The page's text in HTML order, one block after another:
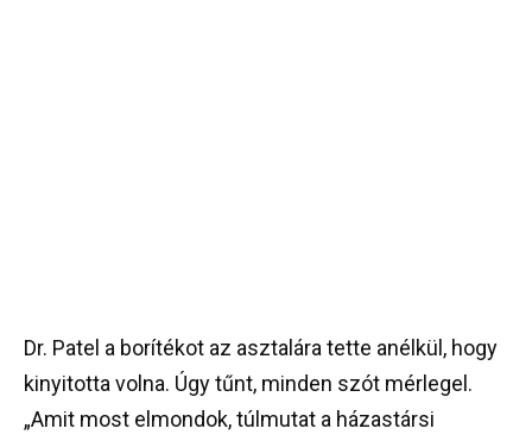
Dr. Patel a borítékot az asztalára tette anélkül, hogy
kinyitotta volna. Úgy tűnt, minden szót mérlegel.
„Amit most elmondok, túlmutat a házastársi